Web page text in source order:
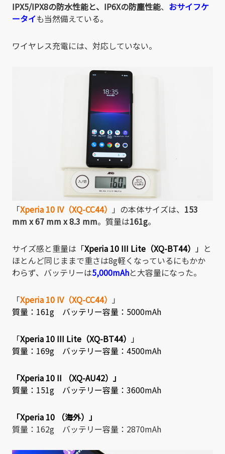
IPX5/IPX8の防水性能と、IP6Xの防塵性能、 おサイフケ
ータイも当然備えている。
ワイヤレス充電には、対応していない。
「Xperia 10 IV（XQ-CC44） 」の本体サイズは、 153
mm x 67 mm x 8.3 mm。質量は161g。
サイズ感と重量は 「Xperia 10 III Lite（XQ-BT44） 」 と
ほとんど同じままで重さは8g軽くなっているにもかか
わらず、バッテリーは5,000mAhと大容量になった。
「Xperia 10 IV（XQ-CC44） 」
質量：161g バッテリー容量：5000mAh
「Xperia 10 III Lite（XQ-BT44） 」
質量：169g バッテリー容量：4500mAh
「Xperia 10 II （XQ-AU42）」
質量：151g バッテリー容量：3600mAh
「Xperia 10 （海外）」
質量：162g バッテリー容量：2870mAh